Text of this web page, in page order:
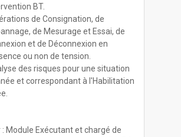
BT.
de Consignation, de
de Mesurage et Essai, de
et de Déconnexion en
ou non de tension.
des risques pour une situation
et correspondant à l'Habilitation
: Module Exécutant et chargé de